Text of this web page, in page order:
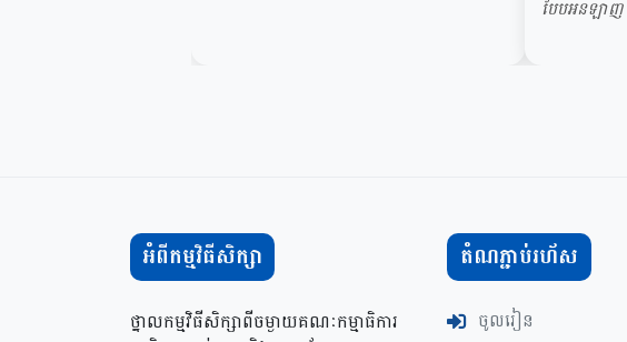
បែបអនឡា
អំពីកម្មវិធីសិក្សា
ថ្នាលកម្មវិធីសិក្សាពីចម្ងាយគណៈកម្មាធិការ
តំណភ្ជាប់រហ័ស
ចូលរៀន